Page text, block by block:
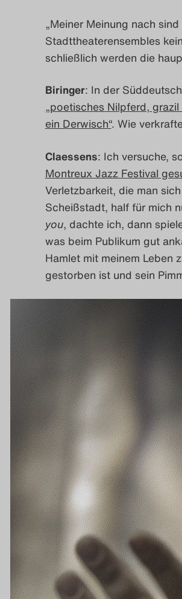
„Meiner Meinung nach
Stadttheaterensembles
schließlich werden die
Biringer: In der
„poetisches Nilpferd,
ein Derwisch“. Wie
Claessens: Ich versuche,
Montreux Jazz Festival
Verletzbarkeit, die man
Scheißstadt, half für mich
you, dachte ich, dann
was beim Publikum gut
Hamlet mit meinem Leben
gestorben ist und sein